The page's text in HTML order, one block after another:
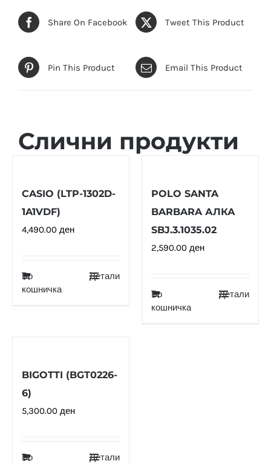
Share On Facebook Tweet This Product
Pin This Product Email This Product
Слични продукти
CASIO (LTP-1302D-
1A1VDF)
4,490.00 ден
Во
кошничка
Детали
POLO SANTA
BARBARA АЛКА
SBJ.3.1035.02
2,590.00 ден
Во
кошничка
Детали
BIGOTTI (BGT0226-
6)
5,300.00 ден
Во
Детали